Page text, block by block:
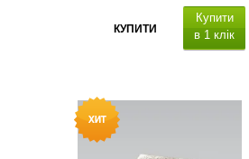
КУПИТИ
Купити
в 1 клік